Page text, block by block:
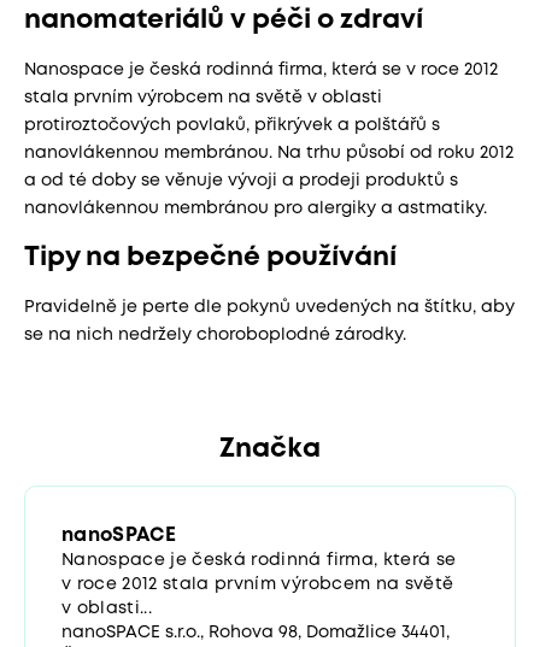
nanomateriálů v péči o zdraví
Nanospace je česká rodinná firma, která se v roce 2012
stala prvním výrobcem na světě v oblasti
protiroztočových povlaků, přikrývek a polštářů s
nanovlákennou membránou. Na trhu působí od roku 2012
a od té doby se věnuje vývoji a prodeji produktů s
nanovlákennou membránou pro alergiky a astmatiky.
Tipy na bezpečné používání
Pravidelně je perte dle pokynů uvedených na štítku, aby
se na nich nedržely choroboplodné zárodky.
Značka
nanoSPACE
Nanospace je česká rodinná firma, která se
v roce 2012 stala prvním výrobcem na světě
v oblasti...
nanoSPACE s.r.o., Rohova 98, Domažlice 34401,